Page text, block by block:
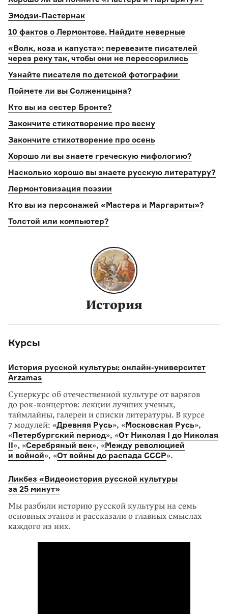
Эмодзи-Пастернак
10 фактов о Лермонтове. Найдите неверные
«Волк, коза и капуста»: перевезите писателей
через реку так, чтобы они не перессорились
Узнайте писателя по детской фотографии
Поймете ли вы Солженицына?
Кто вы из сестер Бронте?
Закончите стихотворение про весну
Закончите стихотворение про осень
Хорошо ли вы знаете греческую мифологию?
Насколько хорошо вы знаете русскую литературу?
Лермонтовизация поэзии
Кто вы из персонажей «Мастера и Маргариты»?
Толстой или компьютер?
История
Курсы
История русской культуры: онлайн-университет
Arzamas
Суперкурс об отечественной культуре от варягов
до рок-концертов: лекции лучших ученых,
таймлайны, галереи и списки литературы. В курсе
7 модулей: «Древняя Русь», «Московская Русь»,
«Петербургский период», «От Николая I до Николая
II», «Серебряный век», «Между революцией
и войной», «От войны до распада СССР».
Ликбез «Видеоистория русской культуры
за 25 минут»
Мы разбили историю русской культуры на семь
основных этапов и рассказали о главных смыслах
каждого из них.